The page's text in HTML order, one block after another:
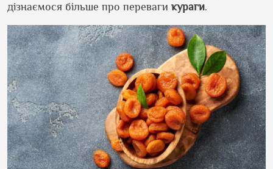
дізнаємося більше про переваги кураги.